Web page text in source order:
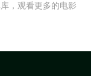
，观看更多的电影